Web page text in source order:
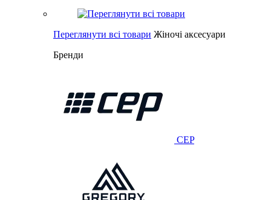
Переглянути всі товари Жіночі аксесуари
Бренди
CEP